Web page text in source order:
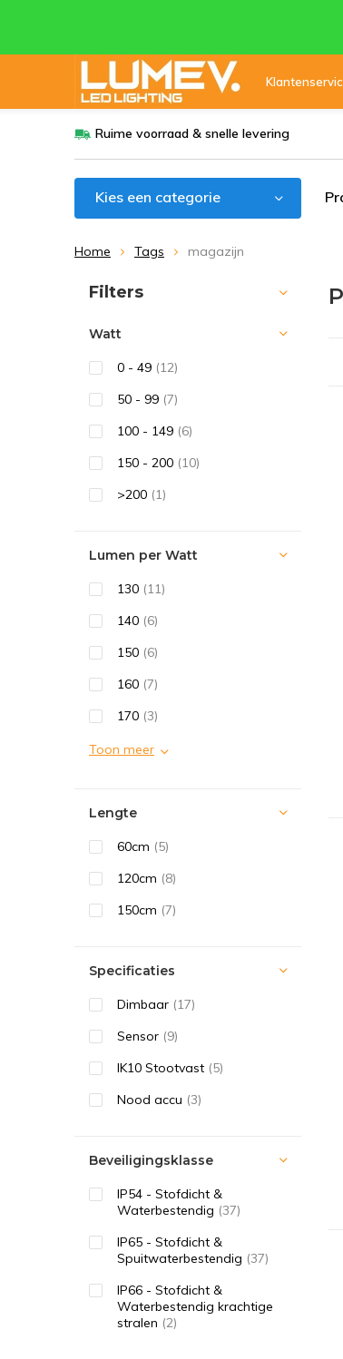
Ruime voorraad & snelle levering
Kies een categorie
Home
Tags magazijn
Sorteren op:
Filters
Watt
0 - 49 (12)
50 - 99 (7)
100 - 149 (6)
150 - 200 (10)
>200 (1)
Lumen per Watt
130 (11)
140 (6)
150 (6)
160 (7)
170 (3)
Toon meer
Lengte
60cm (5)
120cm (8)
150cm (7)
Specificaties
Dimbaar (17)
Sensor (9)
IK10 Stootvast (5)
Nood accu (3)
Beveiligingsklasse
IP54 - Stofdicht &
Waterbestendig (37)
IP65 - Stofdicht &
Spuitwaterbestendig (37)
IP66 - Stofdicht &
Waterbestendig krachtige
stralen (2)